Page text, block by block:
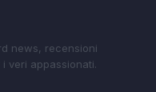
news, recensioni
veri appassionati.